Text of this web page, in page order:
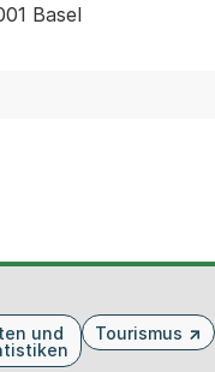
Basel
und
Tourismus